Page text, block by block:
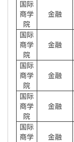
国际
商学
院
金融
国际
商学
院
金融
国际
商学
院
金融
国际
商学
院
金融
国际
商学
金融